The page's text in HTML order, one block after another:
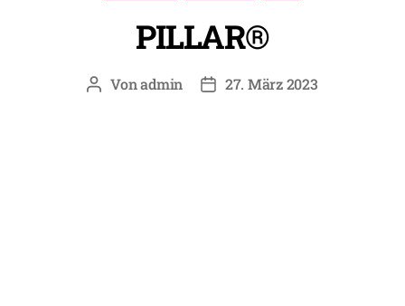
PILLAR®
Beitragsautor
Vonadmin Beitragsdatum
27. März 2023